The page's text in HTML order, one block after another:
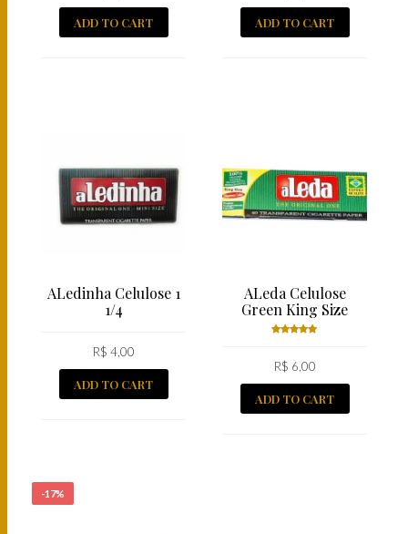
ADD TO CART ADD TO CART
ALedinha Celulose 1
1/4
R$ 4,00
ADD TO CART
ALeda Celulose
Green King Size
5.00out
of 5
R$ 6,00
ADD TO CART
-17%